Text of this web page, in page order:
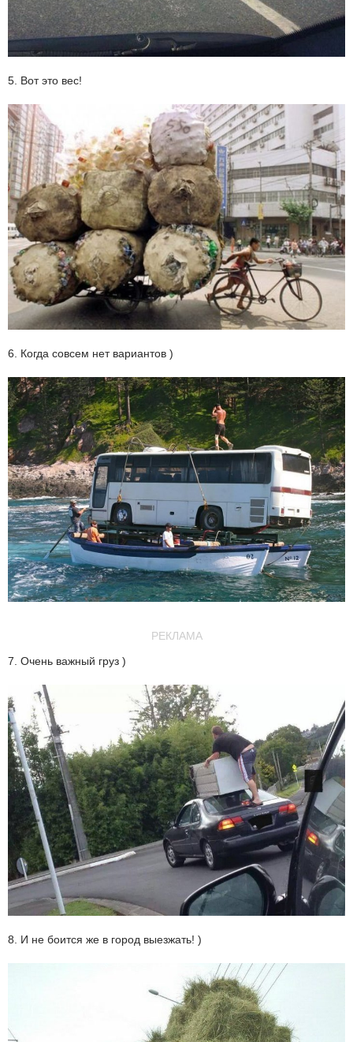
5. Вот это вес!
6. Когда совсем нет вариантов )
РЕКЛАМА
7. Очень важный груз )
8. И не боится же в город выезжать! )